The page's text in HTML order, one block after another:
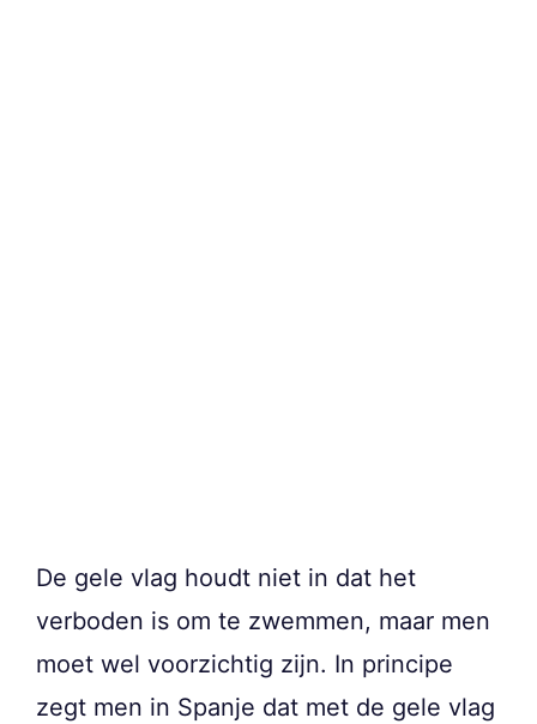
De gele vlag houdt niet in dat het
verboden is om te zwemmen, maar men
moet wel voorzichtig zijn. In principe
zegt men in Spanje dat met de gele vlag